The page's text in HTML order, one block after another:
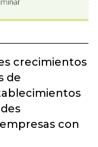
crecimientos
de
con